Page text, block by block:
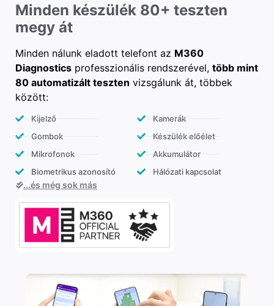
Minden készülék 80+ teszten
megy át
Minden nálunk eladott telefont az M360
Diagnostics professzionális rendszerével, több mint
80 automatizált teszten vizsgálunk át, többek
között:
Kijelző
Gombok
Mikrofonok
Biometrikus azonosító
Kamerák
Készülék előélet
Akkumulátor
Hálózati kapcsolat
...és még sok más